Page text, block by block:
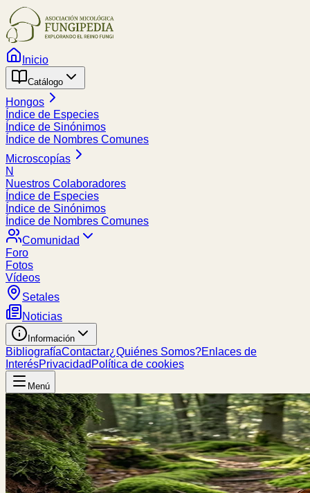
Inicio
Catálogo
Hongos
Índice de Especies
Índice de Sinónimos
Índice de Nombres Comunes
Microscopías
N
Nuestros Colaboradores
Índice de Especies
Índice de Sinónimos
Índice de Nombres Comunes
Comunidad
Foro
Fotos
Vídeos
Setales
Noticias
Información
BibliografíaContactar¿Quiénes Somos?Enlaces de
InterésPrivacidad Política de cookies
Menú